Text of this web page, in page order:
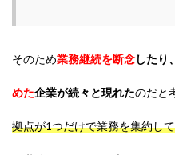
そのため業務継続を断念したり
めた企業が続々と現れたのだと
拠点が1つだけで業務を集約し